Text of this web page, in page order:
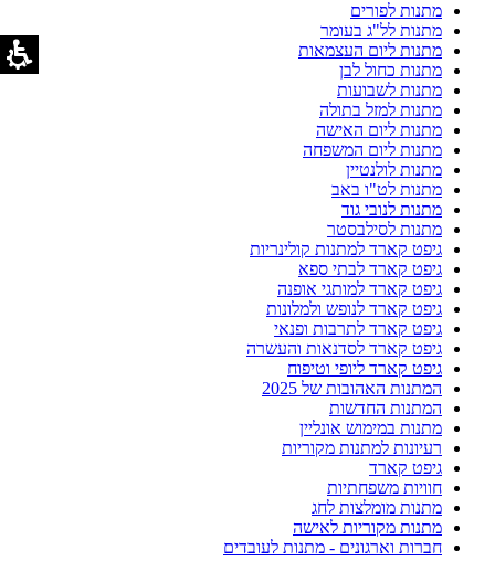
מתנות לפורים
מתנות לל"ג בעומר
מתנות ליום העצמאות
מתנות כחול לבן
מתנות לשבועות
מתנות למזל בתולה
מתנות ליום האישה
מתנות ליום המשפחה
מתנות לולנטיין
מתנות לט"ו באב
מתנות לנובי גוד
מתנות לסילבסטר
גיפט קארד למתנות קולינריות
גיפט קארד לבתי ספא
גיפט קארד למותגי אופנה
גיפט קארד לנופש ולמלונות
גיפט קארד לתרבות ופנאי
גיפט קארד לסדנאות והעשרה
גיפט קארד ליופי וטיפוח
המתנות האהובות של 2025
המתנות החדשות
מתנות במימוש אונליין
רעיונות למתנות מקוריות
גיפט קארד
חוויות משפחתיות
מתנות מומלצות לחג
מתנות מקוריות לאישה
חברות וארגונים - מתנות לעובדים